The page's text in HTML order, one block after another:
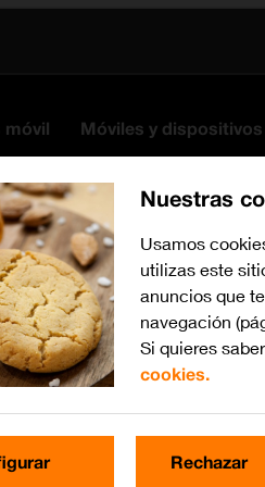
móvil Móviles y dispositivos
Nuestras
Usamos
utilizas este
anuncios que
navegación
Si quieres
cookies.
Rechazar